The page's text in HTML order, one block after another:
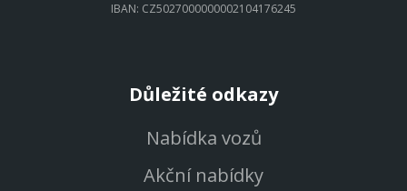
IBAN: CZ5027000000002104176245
Důležité odkazy
Nabídka vozů
Akční nabídky